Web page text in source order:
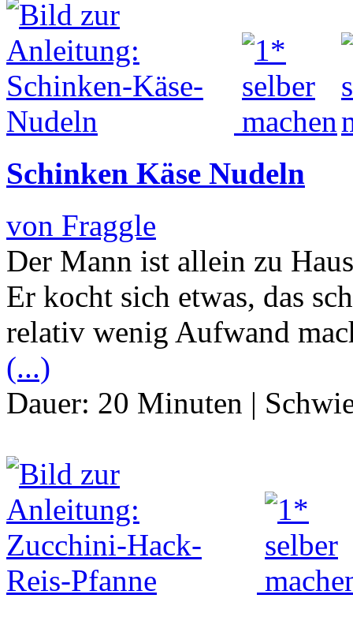
Schinken Käse Nudeln
von Fraggle
Der Mann ist allein zu
Er kocht sich etwas, das
relativ wenig Aufwand
(...)
Dauer: 20 Minuten |